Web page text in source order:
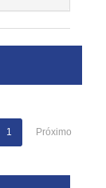
1 Próximo